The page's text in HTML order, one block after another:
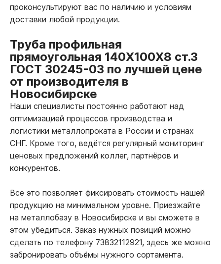
проконсультируют вас по наличию и условиям
доставки любой продукции.
Труба профильная
прямоугольная 140Х100Х8 ст.3
ГОСТ 30245-03 по лучшей цене
от производителя в
Новосибирске
Наши специалисты постоянно работают над
оптимизацией процессов производства и
логистики металлопроката в России и странах
СНГ. Кроме того, ведётся регулярный мониторинг
ценовых предложений коллег, партнёров и
конкурентов.
Все это позволяет фиксировать стоимость нашей
продукцию на минимальном уровне. Приезжайте
на металлобазу в Новосибирске и вы сможете в
этом убедиться. Заказ нужных позиций можно
сделать по телефону 73832112921, здесь же можно
забронировать объёмы нужного сортамента.